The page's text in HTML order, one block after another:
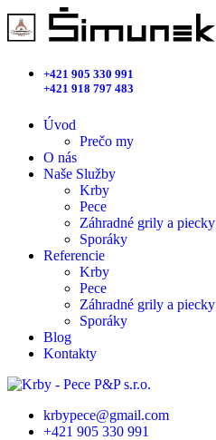
+421 905 330 991
+421 918 797 483
Úvod
Prečo my
O nás
Naše Služby
Krby
Pece
Záhradné grily a piecky
Sporáky
Referencie
Krby
Pece
Záhradné grily a piecky
Sporáky
Blog
Kontakty
krbypece@gmail.com
+421 905 330 991